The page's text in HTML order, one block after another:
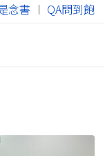
念書 ︱ QA問到飽